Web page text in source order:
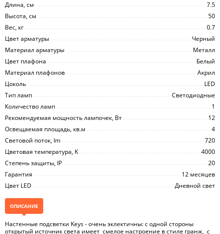
Длина, см
7.5
Высота, см
50
Вес, кг
0.7
Цвет арматуры
Черный
Материал арматуры
Металл
Цвет плафона
Белый
Материал плафонов
Акрил
Цоколь
LED
Тип ламп
Светодиодные
Количество ламп
1
Рекомендуемая мощность лампочек, Вт
12
Освещаемая площадь, кв.м
4
Световой поток, lm
720
Цветовая температура, K
4000
Степень защиты, IP
20
Гарантия
12 месяцев
Цвет LED
Дневной свет
ОПИСАНИЕ
Настенные подсветки Keys - очень эклектичны: с одной стороны
открытый источник света имеет смелое настроение в стиле гранж, с